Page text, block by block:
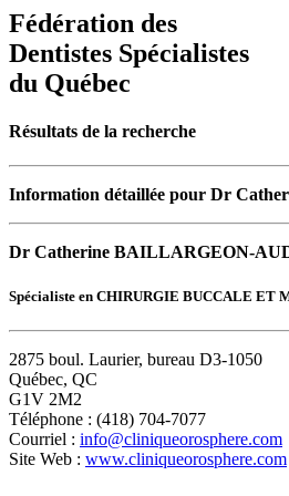
Fédération des
Dentistes Spécialistes
du Québec
Résultats de la recherche
Information détaillée pour Dr
Dr Catherine BAILLARGEON-
Spécialiste en CHIRURGIE BUCCALE ET
2875 boul. Laurier, bureau D3-1050
Québec, QC
G1V 2M2
Téléphone : (418) 704-7077
Courriel : info@cliniqueorosphere.com
Site Web : www.cliniqueorosphere.com